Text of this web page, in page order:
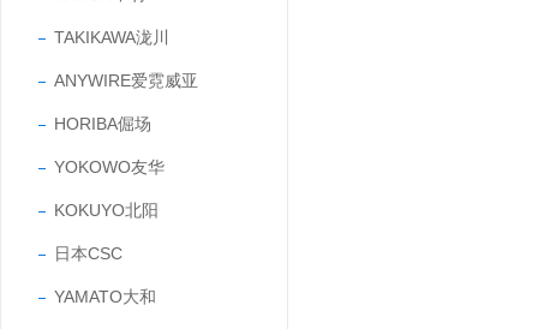
TAKIKAWA泷川
ANYWIRE爱霓威亚
HORIBA倔场
YOKOWO友华
KOKUYO北阳
日本CSC
YAMATO大和